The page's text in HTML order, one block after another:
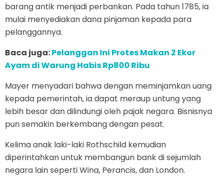
barang antik menjadi perbankan. Pada tahun 1785, ia
mulai menyediakan dana pinjaman kepada para
pelanggannya.
Baca juga:Pelanggan Ini Protes Makan 2 Ekor
Ayam di Warung Habis Rp800 Ribu
Mayer menyadari bahwa dengan meminjamkan uang
kepada pemerintah, ia dapat meraup untung yang
lebih besar dan dilindungi oleh pajak negara. Bisnisnya
pun semakin berkembang dengan pesat.
Kelima anak laki-laki Rothschild kemudian
diperintahkan untuk membangun bank di sejumlah
negara lain seperti Wina, Perancis, dan London.